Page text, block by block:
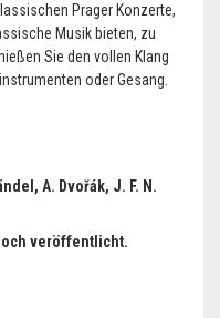
Prager Konzerte,
Musik bieten, zu
Sie den vollen Klang
oder Gesang.
A. Dvořák, J. F. N.
veröffentlicht.